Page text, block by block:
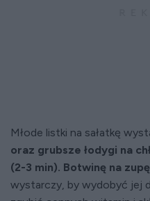
Młode listki na sałatkę
oraz grubsze łodygi na
(2-3 min). Botwinę na
wystarczy, by wydobyć jej